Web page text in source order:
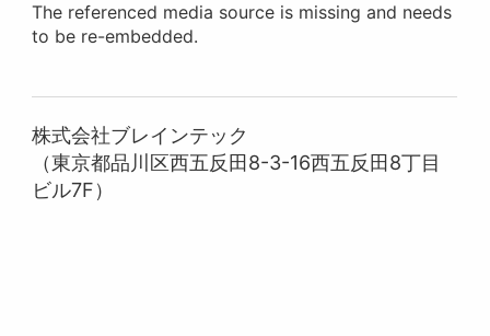
The referenced media source is missing and needs
to be re-embedded.
株式会社ブレインテック
（東京都品川区西五反田8-3-16西五反田8丁目
ビル7F）